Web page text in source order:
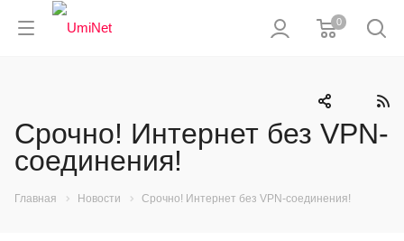
0
Срочно! Интернет без VPN-
соединения!
Главная Новости Срочно! Интернет без VPN-соединения!